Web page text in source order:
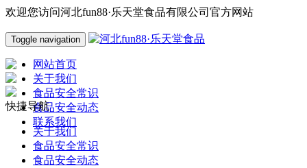
欢迎您访问河北fun88·乐天堂食品有限公司官方网站
Toggle navigation
网站首页
关于我们
食品安全常识
食品安全动态
联系我们
快捷导航
关于我们
食品安全常识
食品安全动态